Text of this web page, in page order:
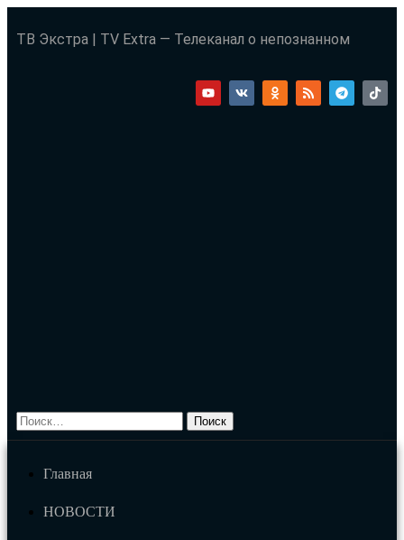
ТВ Экстра | TV Extra — Телеканал о непознанном
Главная
НОВОСТИ